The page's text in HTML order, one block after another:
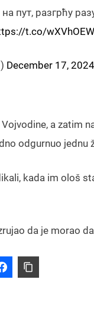
пут, разгрћу
t.co/
December 17, 2024
a zatim
odgurnuo jednu
kada im ološ
da je morao